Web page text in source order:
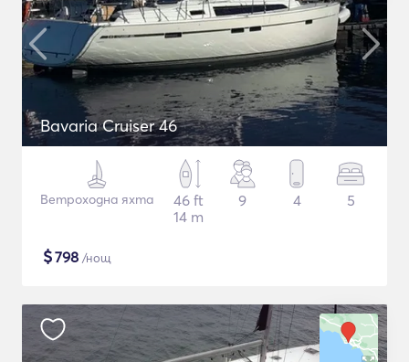
Bavaria Cruiser 46
Ветроходна яхта
46 ft
14 m
9 4 5
$798 /нощ